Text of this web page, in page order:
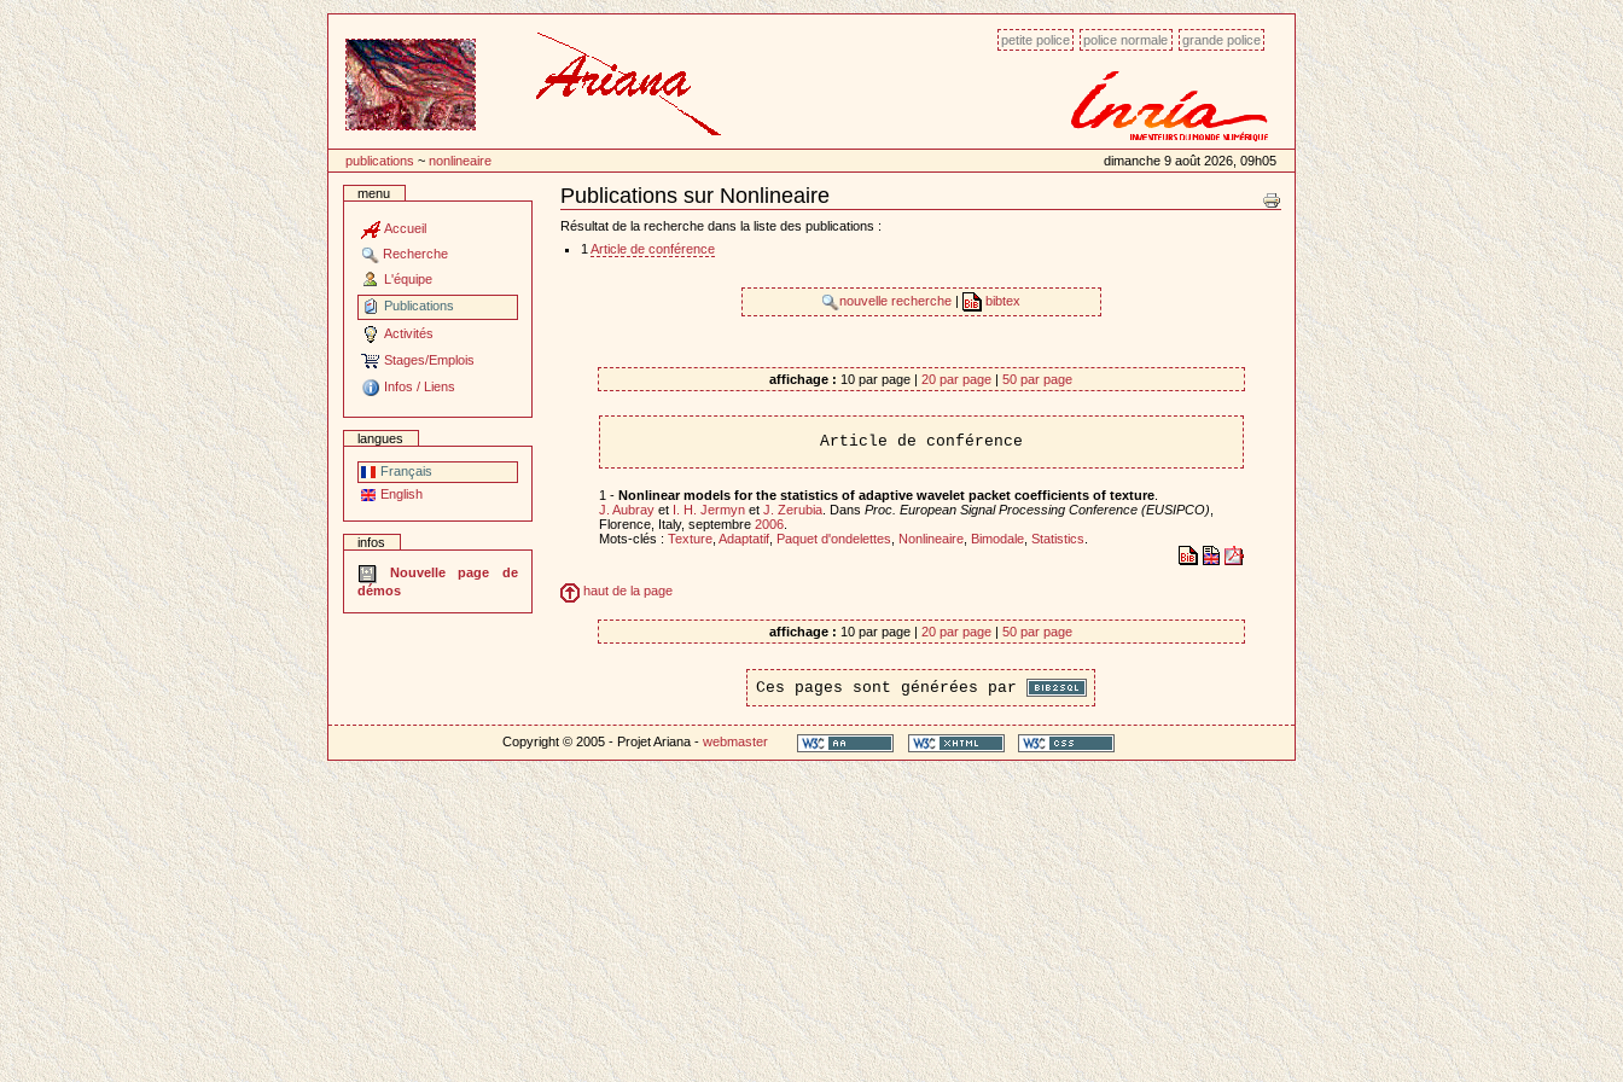
contenu
petite police police normale grande police
publications ~nonlineaire dimanche 9 août 2026, 09h05
menu
Accueil
Recherche
L'équipe
Publications
Activités
Stages/Emplois
Infos / Liens
langues
Français
English
infos
Nouvelle page de
démos
Publications sur Nonlineaire
Document
Actions
Résultat de la recherche dans la liste des publications :
1 Article de conférence
nouvelle recherche bibtex
affichage : 10 par page | 20 par page | 50 par page
Article de conférence
1 - Nonlinear models for the statistics of adaptive wavelet packet coefficients of texture.
J. Aubrayet I. H. Jermynet J. Zerubia. Dans Proc. European Signal Processing Conference (EUSIPCO)
Florence, Italy, septembre 2006.
Mots-clés : Texture, Adaptatif, Paquet d'ondelettes Nonlineaire, Bimodale, Statistics
haut de la page
affichage : 10 par page | 20 par page | 50 par page
Ces pages sont générées par
Copyright © 2005 - Projet Ariana -webmaster